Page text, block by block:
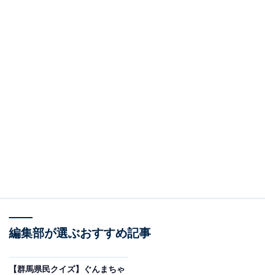
るAll About発のニュースメディアです。お金や仕事、恋愛、ITに関
する疑問に対して専門家が分かりやすく回答するほか、エンタメ情
報やSNSで話題のトピックスを紹介しています。
編集部が選ぶおすすめ記事
【群馬県民クイズ】ぐんまちゃ